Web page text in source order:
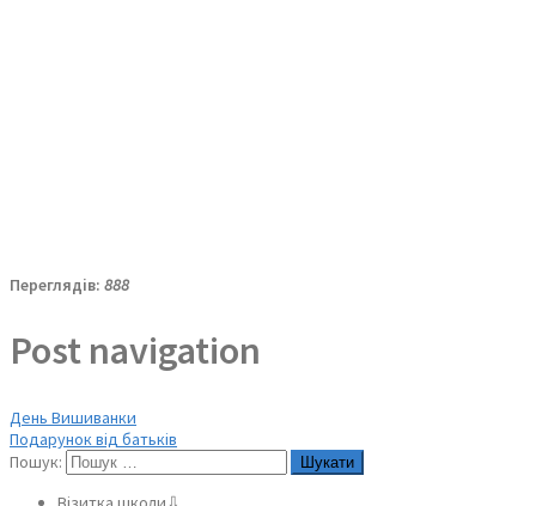
Переглядів: 888
Post navigation
День Вишиванки
Подарунок від батьків
Пошук: